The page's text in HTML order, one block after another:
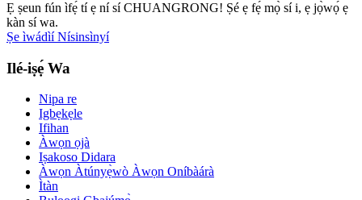
Ẹ ṣeun fún ìfẹ́ tí ẹ ní sí CHUANGRONG! Ṣé ẹ fẹ́ mọ̀ sí i, ẹ jọ̀wọ́ ẹ
kàn sí wa.
Ṣe ìwádìí Nísinsìnyí
Ilé-iṣẹ́ Wa
Nipa re
Igbẹkẹle
Ifihan
Àwọn ọjà
Iṣakoso Didara
Àwọn Àtúnyẹ̀wò Àwọn Oníbàárà
Ìtàn